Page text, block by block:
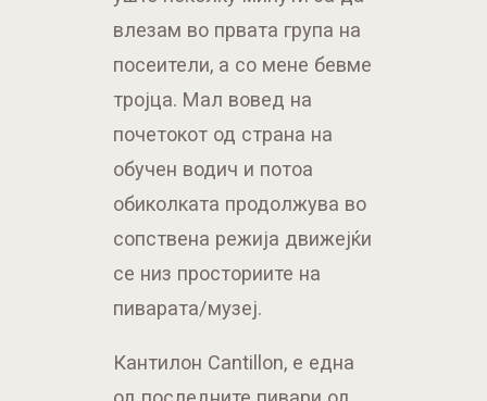
влезам во првата група на
посеители, а со мене бевме
тројца. Мал вовед на
почетокот од страна на
обучен водич и потоа
обиколката продолжува во
сопствена режија движејќи
се низ просториите на
пиварата/музеј.
Кантилон Cantillon, е една